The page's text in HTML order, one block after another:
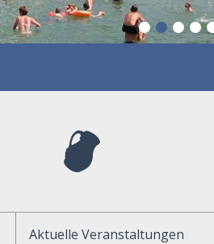
Aktuelle Veranstaltungen